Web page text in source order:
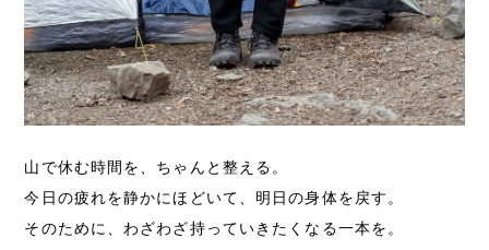
山で休む時間を、ちゃんと整える。
今日の疲れを静かにほどいて、明日の身体を戻す。
そのために、わざわざ持っていきたくなる一本を。